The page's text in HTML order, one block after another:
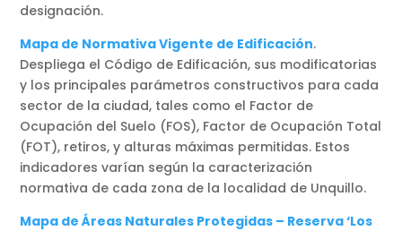
designación.
Mapa de Normativa Vigente de Edificación.
Despliega el Código de Edificación, sus modificatorias
y los principales parámetros constructivos para cada
sector de la ciudad, tales como el Factor de
Ocupación del Suelo (FOS), Factor de Ocupación Total
(FOT), retiros, y alturas máximas permitidas. Estos
indicadores varían según la caracterización
normativa de cada zona de la localidad de Unquillo.
Mapa de Áreas Naturales Protegidas – Reserva ‘Los